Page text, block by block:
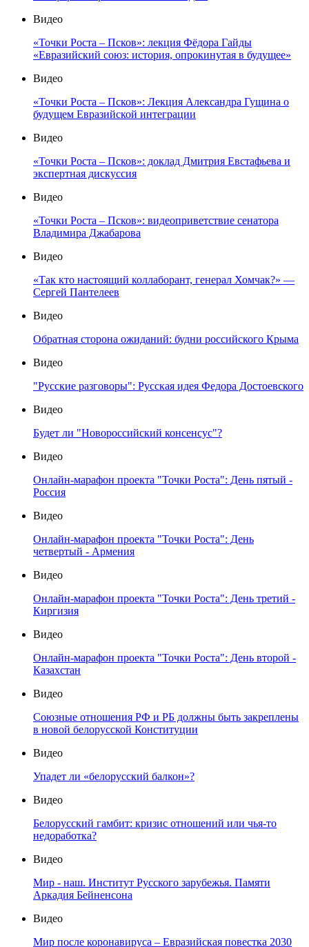
Видео
«Точки Роста – Псков»: лекция Фёдора Гайды
«Евразийский союз: история, опрокинутая в будущее»
Видео
«Точки Роста – Псков»: Лекция Александра Гущина о
будущем Евразийской интеграции
Видео
«Точки Роста – Псков»: доклад Дмитрия Евстафьева и
экспертная дискуссия
Видео
«Точки Роста – Псков»: видеоприветствие сенатора
Владимира Джабарова
Видео
«Так кто настоящий коллаборант, генерал Хомчак?» —
Сергей Пантелеев
Видео
Обратная сторона ожиданий: будни российского Крыма
Видео
"Русские разговоры": Русская идея Федора Достоевского
Видео
Будет ли "Новороссийский консенсус"?
Видео
Онлайн-марафон проекта "Точки Роста": День пятый -
Россия
Видео
Онлайн-марафон проекта "Точки Роста": День
четвертый - Армения
Видео
Онлайн-марафон проекта "Точки Роста": День третий -
Киргизия
Видео
Онлайн-марафон проекта "Точки Роста": День второй -
Казахстан
Видео
Союзные отношения РФ и РБ должны быть закреплены
в новой белорусской Конституции
Видео
Упадет ли «белорусский балкон»?
Видео
Белорусский гамбит: кризис отношений или чья-то
недоработка?
Видео
Мир - наш. Институт Русского зарубежья. Памяти
Аркадия Бейненсона
Видео
Мир после коронавируса – Евразийская повестка 2030